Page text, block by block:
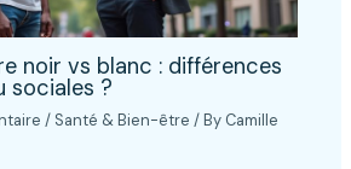
noir vs blanc : différences
sociales ?
/ Santé & Bien-être / By Camille